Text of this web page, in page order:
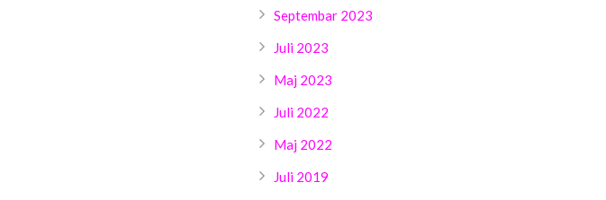
Septembar 2023
Juli 2023
Maj 2023
Juli 2022
Maj 2022
Juli 2019